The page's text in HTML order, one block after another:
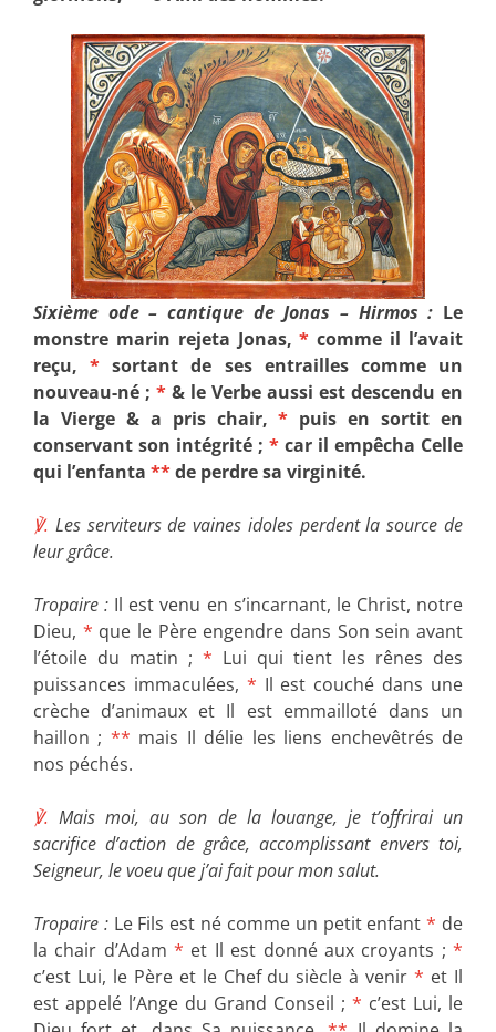
Sixième ode – cantique de Jonas – Hirmos : Le
monstre marin rejeta Jonas,* comme il l’avait
reçu,* sortant de ses entrailles comme un
nouveau-né ; * & le Verbe aussi est descendu en
la Vierge & a pris chair,* puis en sortit en
conservant son intégrité ; * car il empêcha Celle
qui l’enfanta **de perdre sa virginité.
℣. Les serviteurs de vaines idoles perdent la source de
leur grâce.
Tropaire : Il est venu en s’incarnant, le Christ, notre
Dieu, * que le Père engendre dans Son sein avant
l’étoile du matin ; * Lui qui tient les rênes des
puissances immaculées, * Il est couché dans une
crèche d’animaux et Il est emmailloté dans un
haillon ; ** mais Il délie les liens enchevêtrés de
nos péchés.
℣. Mais moi, au son de la louange, je t’offrirai un
sacrifice d’action de grâce, accomplissant envers toi,
Seigneur, le voeu que j’ai fait pour mon salut.
Tropaire : Le Fils est né comme un petit enfant* de
la chair d’Adam* et Il est donné aux croyants ;*
c’est Lui, le Père et le Chef du siècle à venir* et Il
est appelé l’Ange du Grand Conseil ; * c’est Lui, le